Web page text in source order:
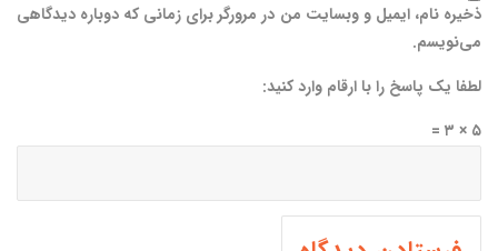
ذخیره نام، ایمیل و وبسایت من در مرورگر برای زمانی که دوباره دیدگاهی
می‌نویسم.
لطفا یک پاسخ را با ارقام وارد کنید:
۵ × ۳ =